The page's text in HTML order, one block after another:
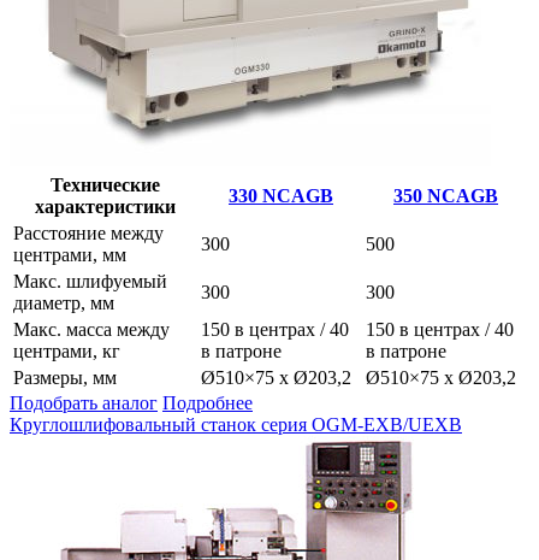
Технические
характеристики
330 NCAGB
350 NCAGB
Расстояние между
центрами, мм
300
500
Макс. шлифуемый
диаметр, мм
300
300
Макс. масса между
центрами, кг
150 в центрах / 40
в патроне
150 в центрах / 40
в патроне
Размеры, мм
Ø510×75 x Ø203,2
Ø510×75 x Ø203,2
Подобрать аналог Подробнее
Круглошлифовальный станок серия OGM-EXB/UEXB